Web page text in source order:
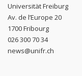
Universität Freiburg
Av. de l’Europe 20
1700 Fribourg
026 300 70 34
news@unifr.ch